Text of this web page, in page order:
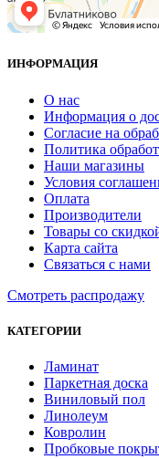
ИНФОРМАЦИЯ
О нас
Информация о
Согласие на
Политика
Наши магазины
Условия
Оплата
Производители
Товары со
Карта сайта
Связаться с нами
Смотреть распродажу
КАТЕГОРИИ
Ламинат
Паркетная доска
Виниловый пол
Линолеум
Ковролин
Пробковые